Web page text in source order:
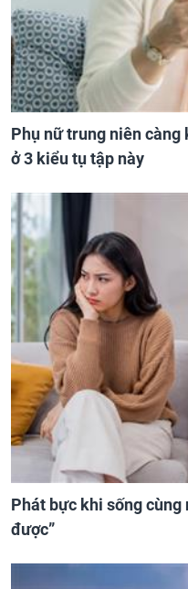
Phụ nữ trung niên càng
ở 3 kiểu tụ tập này
Phát bực khi sống
được”